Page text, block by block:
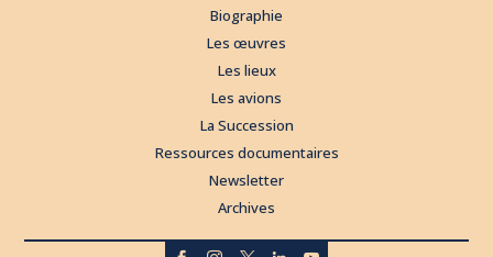
Biographie
Les œuvres
Les lieux
Les avions
La Succession
Ressources documentaires
Newsletter
Archives